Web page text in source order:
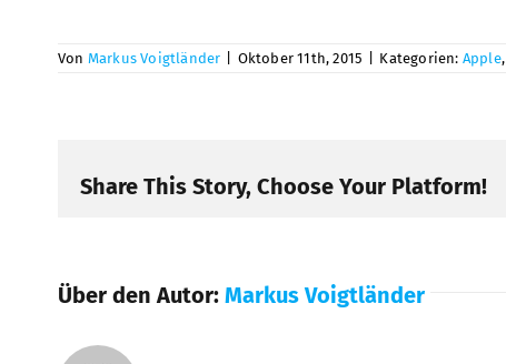
Von Markus Voigtländer Oktober 11th, 2015 Kategorien: Apple,
Share This Story, Choose Your Platform!
Über den Autor: Markus Voigtländer